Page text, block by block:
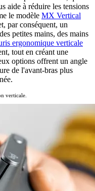
aide à réduire les tensions
le modèle MX Vertical
par conséquent, un
petites mains, des mains
ergonomique verticale
tout en créant une
options offrent un angle
de l'avant-bras plus
verticale.